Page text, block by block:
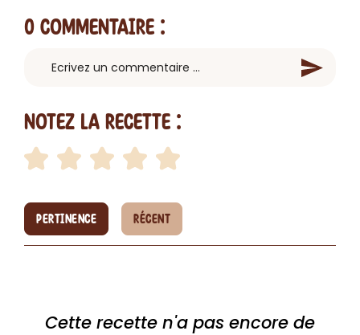
0 Commentaire :
Notez la recette :
PERTINENCE RÉCENT
Cette recette n'a pas encore de